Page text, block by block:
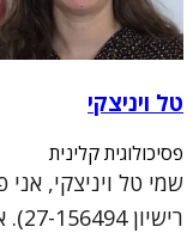
טל ויניצקי
פסיכולוגית קלינית
שמי טל ויניצקי, אני